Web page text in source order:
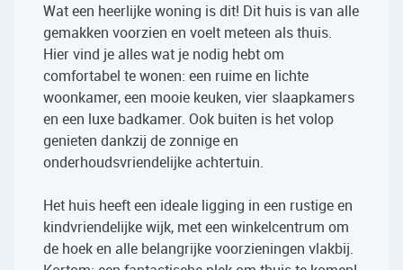
Wat een heerlijke woning is dit! Dit huis is van alle
gemakken voorzien en voelt meteen als thuis.
Hier vind je alles wat je nodig hebt om
comfortabel te wonen: een ruime en lichte
woonkamer, een mooie keuken, vier slaapkamers
en een luxe badkamer. Ook buiten is het volop
genieten dankzij de zonnige en
onderhoudsvriendelijke achtertuin.
Het huis heeft een ideale ligging in een rustige en
kindvriendelijke wijk, met een winkelcentrum om
de hoek en alle belangrijke voorzieningen vlakbij.